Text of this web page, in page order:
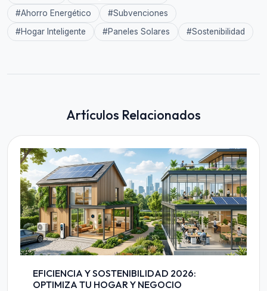
#Ahorro Energético #Subvenciones
#Hogar Inteligente #Paneles Solares #Sostenibilidad
Artículos Relacionados
EFICIENCIA Y SOSTENIBILIDAD 2026:
OPTIMIZA TU HOGAR Y NEGOCIO